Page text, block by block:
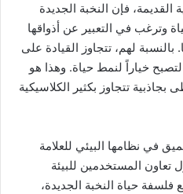
القديمة، فإن النخبة الجديدة
وترغب في التعبير عن أذواقها
لهم، تتجاوز القيادة على
خياراً لنمط حياة. وهذا هو
تتجاوز بكثير الكلاسيكية
في نظامها البيئي للعلامة
تعاون المستخدمين للبيئة
فلسفة حياة النخبة الجديدة،